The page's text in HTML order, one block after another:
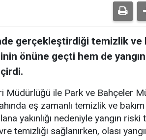
gerçekleştirdiği temizlik ve
önüne geçti hem de
Müdürlüğü ile Park ve Bahçeler
eş zamanlı temizlik ve bakım
yakınlığı nedeniyle yangın riski
temizliği sağlanırken, olası